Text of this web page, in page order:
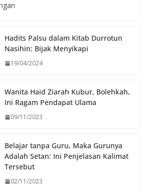
Hadits Palsu dalam Kitab Durrotun
Nasihin: Bijak Menyikapi
19/04/2024
Wanita Haid Ziarah Kubur, Bolehkah,
Ini Ragam Pendapat Ulama
09/11/2023
Belajar tanpa Guru, Maka Gurunya
Adalah Setan: Ini Penjelasan Kalimat
Tersebut
02/11/2023